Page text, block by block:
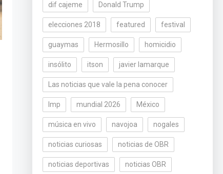
dif cajeme Donald Trump
elecciones 2018 featured festival
guaymas Hermosillo homicidio
insólito itson javier lamarque
Las noticias que vale la pena conocer
lmp mundial 2026 México
música en vivo navojoa nogales
noticias curiosas noticias de OBR
noticias deportivas noticias OBR